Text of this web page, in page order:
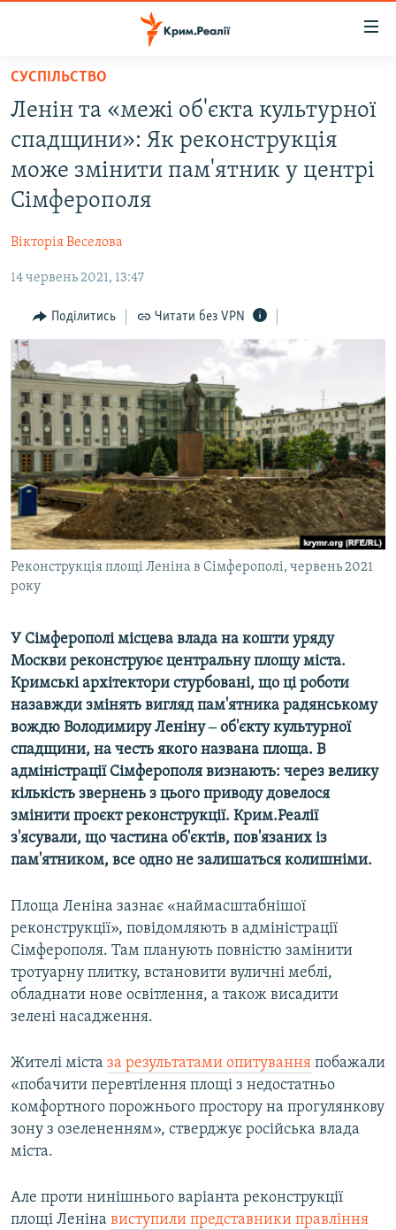
Перейти
основного
матеріалу
до
основної
Перейти
до
ВІДЕО ТА ФОТО
ПОЛІТИКА
ПОГЛЯД
ІНТЕРВ'Ю
ВСЕ ЗА ДЕНЬ
СПЕЦПРОЕКТИ
ДЕПОРТАЦІЯ
ВІДЕОУРОКИ «ELIFBE»
СВІДЧЕННЯ ОКУПАЦІЇ
УКРАЇНСЬКА ПРОБЛЕМА КРИМУ
ІНФОГРАФІКА
ЯК ОБІЙТИ БЛОКУВАННЯ
Русский
Qırımtatar
ДОЛУЧАЙСЯ!
Усі сайти RFE/RL
СУСПІЛЬСТВО
Ленін та «межі об'єкта культурної
спадщини»: Як реконструкція
може змінити пам'ятник у центрі
Сімферополя
Вікторія Веселова
14 червень 2021, 13:47
Поділитись Читати без VPN
Реконструкція площі Леніна в Сімферополі, червень 2021
року
У Сімферополі місцева влада на кошти уряду
Москви реконструює центральну площу міста.
Кримські архітектори стурбовані, що ці роботи
назавжди змінять вигляд пам'ятника радянському
вождю Володимиру Леніну ‒ об'єкту культурної
спадщини, на честь якого названа площа. В
адміністрації Сімферополя визнають: через велику
кількість звернень з цього приводу довелося
змінити проєкт реконструкції. Крим.Реалії
з'ясували, що частина об'єктів, пов'язаних із
пам'ятником, все одно не залишаться колишніми.
Площа Леніна зазнає «наймасштабнішої
реконструкції», повідомляють в адміністрації
Сімферополя. Там планують повністю замінити
тротуарну плитку, встановити вуличні меблі,
обладнати нове освітлення, а також висадити
зелені насадження.
Жителі міста за результатами опитування побажали
«побачити перевтілення площі з недостатньо
комфортного порожнього простору на прогулянкову
зону з озелененням», стверджує російська влада
міста.
Але проти нинішнього варіанта реконструкції
площі Леніна виступили представники правління